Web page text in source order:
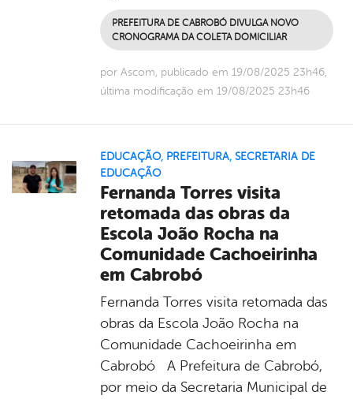
PREFEITURA DE CABROBÓ DIVULGA NOVO
CRONOGRAMA DA COLETA DOMICILIAR
por Ascom, publicado em 19/08/2025 23h46,
última modificação em 19/08/2025 23h46
EDUCAÇÃO, PREFEITURA, SECRETARIA DE
EDUCAÇÃO
Fernanda Torres visita
retomada das obras da
Escola João Rocha na
Comunidade Cachoeirinha
em Cabrobó
Fernanda Torres visita retomada das
obras da Escola João Rocha na
Comunidade Cachoeirinha em
Cabrobó A Prefeitura de Cabrobó,
por meio da Secretaria Municipal de